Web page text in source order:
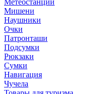
Метеостанции
Мишени
Наушники
Очки
Патронташи
Подсумки
Рюкзаки
Сумки
Навигация
Чучела